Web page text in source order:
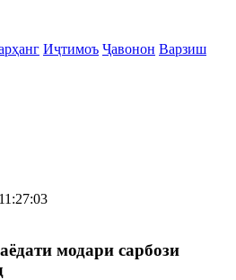
Иҷтимоъ Ҷавонон Варзиш
11:27:03
модари сарбози